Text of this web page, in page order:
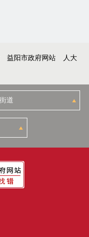
益阳市政府网站
人大